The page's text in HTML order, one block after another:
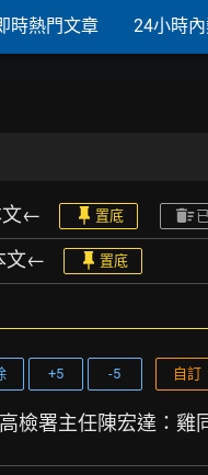
時熱門文章 24小時
文← 置底
文← 置底
+5 -5 自訂
檢署主任陳宏達：雞